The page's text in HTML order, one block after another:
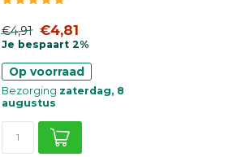
€4,91 €4,81
Je bespaart 2%
Op voorraad
Bezorging zaterdag, 8
augustus